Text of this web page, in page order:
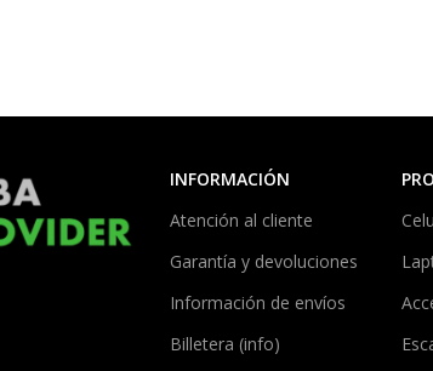
INFORMACIÓN
Atención al cliente
Garantía y devoluciones
Información de envíos
Billetera (info)